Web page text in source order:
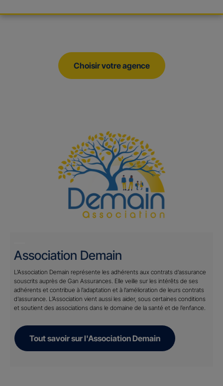
Choisir votre agence
Association Demain
L’Association Demain représente les adhérents aux contrats d’assurance
souscrits auprès de Gan Assurances. Elle veille sur les intérêts de ses
adhérents et contribue à l’adaptation et à l’amélioration de leurs contrats
d’assurance. L’Association vient aussi les aider, sous certaines conditions
et soutient des associations dans le domaine de la santé et de l’enfance.
Tout savoir sur l'Association Demain